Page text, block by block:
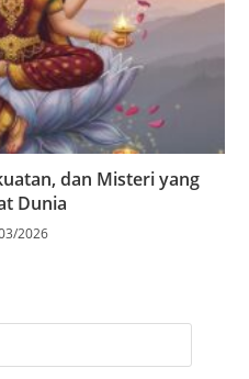
dan Misteri yang
Dunia
2026